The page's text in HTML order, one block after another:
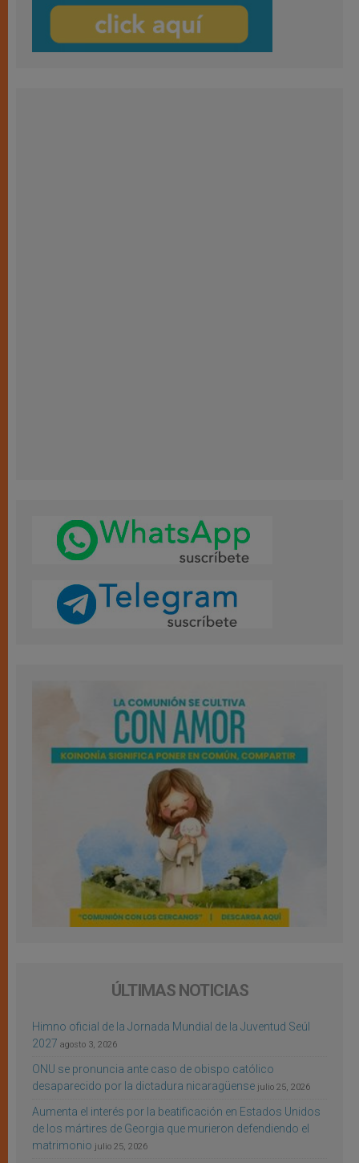
ÚLTIMAS NOTICIAS
Himno oficial de la Jornada Mundial de la Juventud Seúl
2027 agosto 3, 2026
ONU se pronuncia ante caso de obispo católico
desaparecido por la dictadura nicaragüense julio 25, 2026
Aumenta el interés por la beatificación en Estados Unidos
de los mártires de Georgia que murieron defendiendo el
matrimonio julio 25, 2026